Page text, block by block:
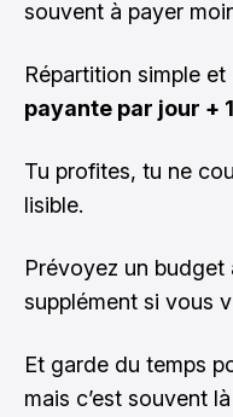
souvent à payer
Répartition simple et
payante par jour +
Tu profites, tu ne
lisible.
Prévoyez un
supplément si vous
Et garde du temps
mais c’est souvent